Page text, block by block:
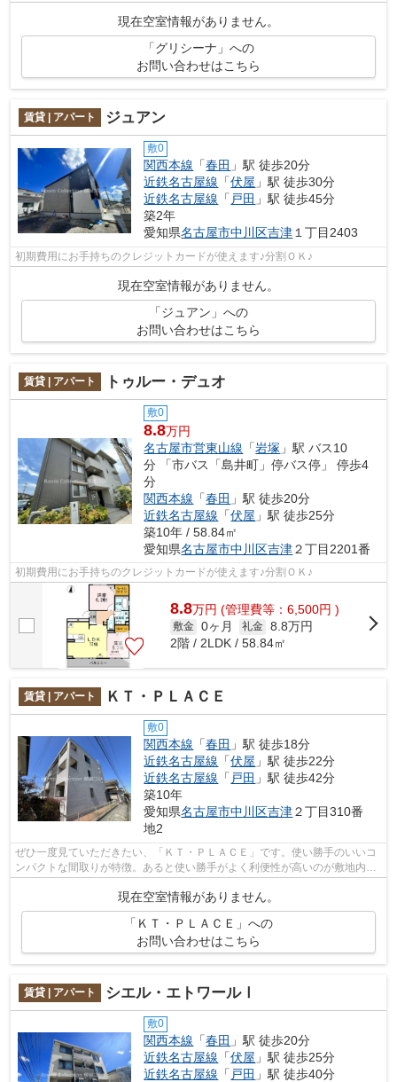
現在空室情報がありません。
「グリシーナ」への
お問い合わせはこちら
賃貸 | アパート ジュアン
敷0
関西本線 「春田 」駅 徒歩20分
近鉄名古屋線 「伏屋 」駅 徒歩30分
近鉄名古屋線 「 戸田 」駅 徒歩45分
築2年
愛知県名古屋市中川区吉津 １丁目2403
初期費用にお手持ちのクレジットカードが使えます♪分割ＯＫ♪
現在空室情報がありません。
「ジュアン」への
お問い合わせはこちら
賃貸 | アパート トゥルー・デュオ
敷0
8.8万円
名古屋市営東山線 「岩塚 」駅 バス10
分 「市バス「島井町」停バス停」 停歩4
分
関西本線 「春田 」駅 徒歩20分
近鉄名古屋線 「伏屋 」駅 徒歩25分
築10年 / 58.84㎡
愛知県名古屋市中川区吉津２丁目2201番
初期費用にお手持ちのクレジットカードが使えます♪分割ＯＫ♪
8.8万円 (管理費等：6,500円 )
敷金 0ヶ月 礼金 8.8万円
2階 / 2LDK / 58.84㎡
賃貸 | アパート ＫＴ・ＰＬＡＣＥ
敷0
関西本線 「春田 」駅 徒歩18分
近鉄名古屋線 「伏屋 」駅 徒歩22分
近鉄名古屋線 「 戸田 」駅 徒歩42分
築10年
愛知県名古屋市中川区吉津２丁目310番
地2
ぜひ一度見ていただきたい、「ＫＴ・ＰＬＡＣＥ」です。使い勝手のいいコ
ンパクトな間取りが特徴。あると使い勝手がよく利便性が高いのが敷地内ご
現在空室情報がありません。
「ＫＴ・ＰＬＡＣＥ」への
お問い合わせはこちら
賃貸 | アパート シエル・エトワールⅠ
敷0
関西本線 「春田 」駅 徒歩20分
近鉄名古屋線 「伏屋 」駅 徒歩25分
近鉄名古屋線 「 戸田 」駅 徒歩40分